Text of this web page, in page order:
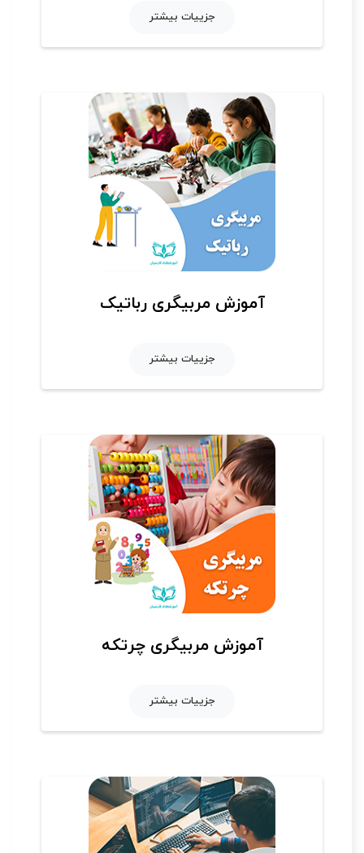
جزییات بیشتر
آموزش مربیگری رباتیک
جزییات بیشتر
آموزش مربیگری چرتکه
جزییات بیشتر